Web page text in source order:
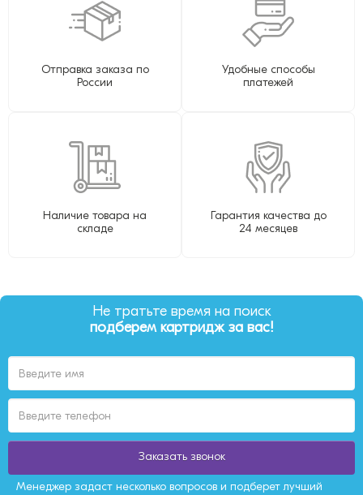
Отправка заказа по
России
Удобные способы
платежей
Наличие товара на
складе
Гарантия качества до
24 месяцев
Не тратьте время на поиск
подберем картридж за вас!
Заказать звонок
Менеджер задаст несколько вопросов и подберет лучший